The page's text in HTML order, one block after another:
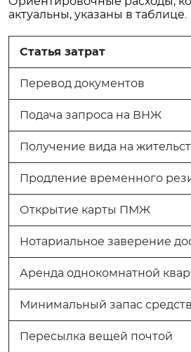
актуальны, указаны в таблице.
Статья затрат
Перевод документов
Подача запроса на ВНЖ
Получение вида на
Продление временного
Открытие карты ПМЖ
Нотариальное заверение
Аренда однокомнатной
Минимальный запас
Пересылка вещей почтой